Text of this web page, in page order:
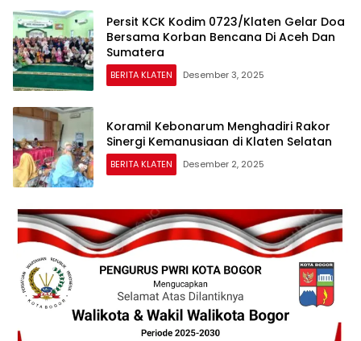
Persit KCK Kodim 0723/Klaten Gelar Doa
Bersama Korban Bencana Di Aceh Dan
Sumatera
BERITA KLATEN Desember 3, 2025
Koramil Kebonarum Menghadiri Rakor
Sinergi Kemanusiaan di Klaten Selatan
BERITA KLATEN Desember 2, 2025